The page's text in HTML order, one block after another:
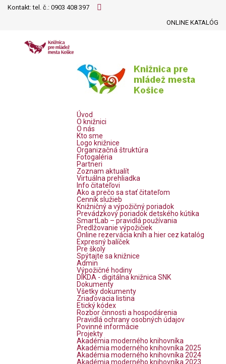
Kontakt: tel. č.: 0903 408 397
ONLINE KATALÓG
Úvod
O knižnici
O nás
Kto sme
Logo knižnice
Organizačná štruktúra
Fotogaléria
Partneri
Zoznam aktualít
Virtuálna prehliadka
Info čitateľovi
Ako a prečo sa stať čitateľom
Cenník služieb
Knižničný a výpožičný poriadok
Prevádzkový poriadok detského kútika
SmartLab – pravidlá používania
Predlžovanie výpožičiek
Online rezervácia kníh a hier cez katalóg
Expresný balíček
Pre školy
Spýtajte sa knižnice
Admin
Výpožičné hodiny
DIKDA - digitálna knižnica SNK
Dokumenty
Všetky dokumenty
Zriaďovacia listina
Etický kódex
Rozbor činnosti a hospodárenia
Pravidlá ochrany osobných údajov
Povinné informácie
Projekty
Akadémia moderného knihovníka
Akadémia moderného knihovníka 2025
Akadémia moderného knihovníka 2024
Akadémia moderného knihovníka 2023